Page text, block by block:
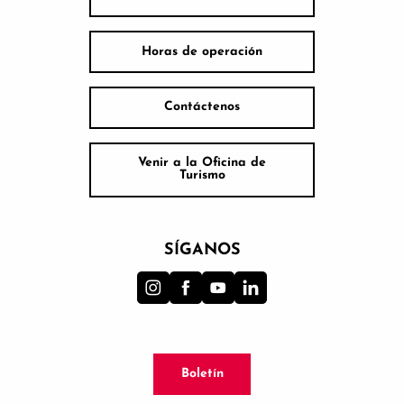
Horas de operación
Contáctenos
Venir a la Oficina de
Turismo
SÍGANOS
Boletín